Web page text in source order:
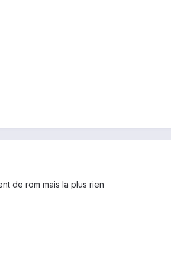
de rom mais la plus rien